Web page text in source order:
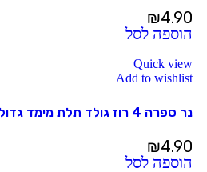
₪4.90
הוספה לסל
Quick view
Add to wishlist
נר ספרה 4 רוז גולד תלת מימד גדול
₪4.90
הוספה לסל